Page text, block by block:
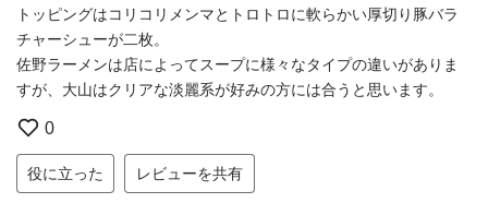
トッピングはコリコリメンマとトロトロに軟らかい厚切り豚バラ
チャーシューが二枚。
佐野ラーメンは店によってスープに様々なタイプの違いがありま
すが、大山はクリアな淡麗系が好みの方には合うと思います。
0
役に立った レビューを共有